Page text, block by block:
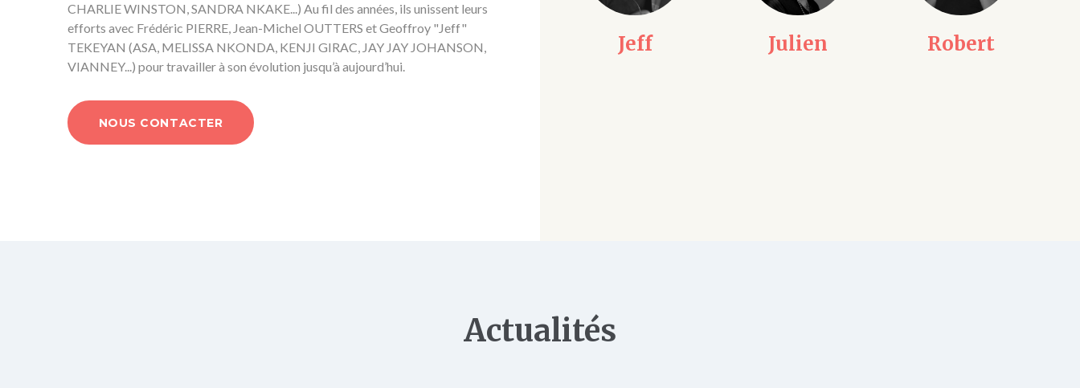
CHARLIE WINSTON, SANDRA NKAKE...) Au fil des années, ils unissent leurs
efforts avec Frédéric PIERRE, Jean-Michel OUTTERS et Geoffroy "Jeff"
TEKEYAN (ASA, MELISSA NKONDA, KENJI GIRAC, JAY JAY JOHANSON,
VIANNEY...) pour travailler à son évolution jusqu’à aujourd’hui.
NOUS CONTACTER
Julien Robert Jeff Julien Robert Jeff
Actualités